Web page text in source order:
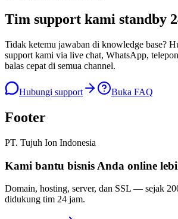
Tim support kami standby
Tidak ketemu jawaban di knowledge base?
support kami via live chat, WhatsApp,
balas cepat di semua channel.
Hubungi support Buka FAQ
Footer
PT. Tujuh Ion Indonesia
Kami bantu bisnis Anda online
Domain, hosting, server, dan SSL — sejak
didukung tim 24 jam.